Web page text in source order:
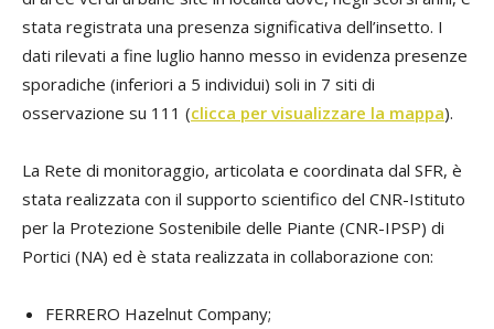
stata registrata una presenza significativa dell’insetto. I
dati rilevati a fine luglio hanno messo in evidenza presenze
sporadiche (inferiori a 5 individui) soli in 7 siti di
osservazione su 111 (clicca per visualizzare la mappa).
La Rete di monitoraggio, articolata e coordinata dal SFR, è
stata realizzata con il supporto scientifico del CNR-Istituto
per la Protezione Sostenibile delle Piante (CNR-IPSP) di
Portici (NA) ed è stata realizzata in collaborazione con:
FERRERO Hazelnut Company;